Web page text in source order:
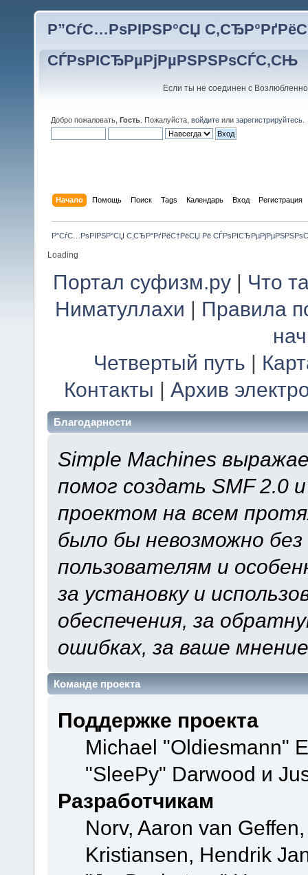
Р”СѓС…РѕРІРЅР°СЏ
СЃРѕРІСЂРµРјРµРЅРЅРѕСЃС‚СЊ
Если ты не соединен с
Добро пожаловать, Гость . Пожалуйста, войдите или зарегистрируйтесь
Начало Помощь Поиск Tags Календарь Вход Регистрация
Р”СѓС…РѕРІРЅР°СЏ С‚СЂР°РґРёС†РёСЏ Рё
Loading
Портал суфизм.ру| Что
Ниматуллахи | Правила
Четвертый путь |
Контакты | Архив
Благодарности
Simple Machines
помог создать SMF 2.0
проектом на всем
было бы невозможно
пользователям и
за установку и
обеспечения, за
ошибках, за ваше
Команде проекта
Поддержке проекта
Michael "Oldiesmann"
"SleePy" Darwood и
Разработчикам
Norv, Aaron van
Kristiansen, Hendrik